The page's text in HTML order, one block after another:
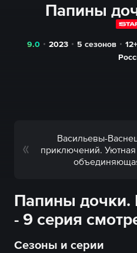
Папины
9.0 2023 5 сезонов 12+
Васильевы-
приключений.
Папины дочки.
- 9 серия
Сезоны и серии